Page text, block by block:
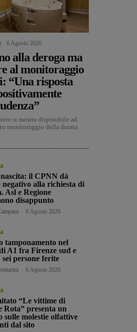
6 Agosto 2026
alla deroga ma
al monitoraggio
“Una risposta
si mostra disponibile ad
monitoraggio della durata
il CPNN dà
negativo alla richiesta di
Asl e Regione
disappunto
6 Agosto 2026
tamponamento nel
A1 fra Firenze sud e
persone ferite
6 Agosto 2026
“Le vittime di
Rota” presenta un
sulle molestie olfattive
dal sito